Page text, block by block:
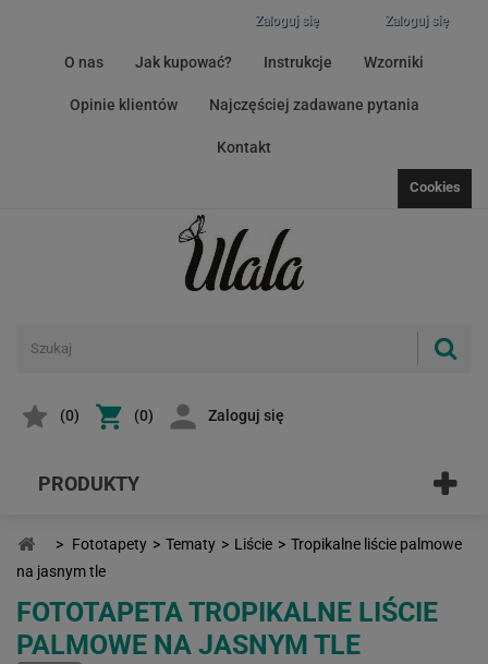
Zaloguj się
Zaloguj się
O nas Jak kupować? Instrukcje Wzorniki
Opinie klientów Najczęściej zadawane pytania
Kontakt
Cookies
(0) (0) Zaloguj się
PRODUKTY
> Fototapety > Tematy > Liście > Tropikalne liście palmowe
na jasnym tle
FOTOTAPETA TROPIKALNE LIŚCIE
PALMOWE NA JASNYM TLE